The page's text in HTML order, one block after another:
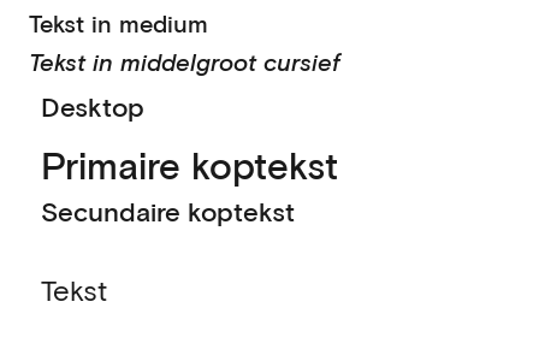
Tekst in medium
Tekst in middelgroot cursief
Desktop
Primaire koptekst
Secundaire koptekst
Tekst